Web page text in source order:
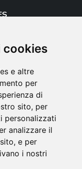
cookies
e altre
per
di
sito, per
personalizzati
analizzare il
e per
i nostri
- Partiva IVA